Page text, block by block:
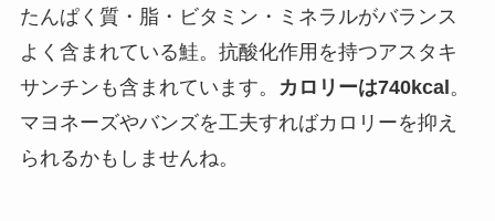
たんぱく質・脂・ビタミン・ミネラルがバランス
よく含まれている鮭。抗酸化作用を持つアスタキ
サンチンも含まれています。
カロリーは740kcal 。
マヨネーズやバンズを工夫すればカロリーを抑え
られるかもしませんね。